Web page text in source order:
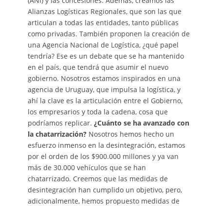
Alianzas Logísticas Regionales, que son las que
articulan a todas las entidades, tanto públicas
como privadas. También proponen la creación de
una Agencia Nacional de Logística, ¿qué papel
tendría? Ese es un debate que se ha mantenido
en el país, que tendrá que asumir el nuevo
gobierno. Nosotros estamos inspirados en una
agencia de Uruguay, que impulsa la logística, y
ahí la clave es la articulación entre el Gobierno,
los empresarios y toda la cadena, cosa que
podríamos replicar. ¿Cuánto se ha avanzado con
la chatarrización? Nosotros hemos hecho un
esfuerzo inmenso en la desintegración, estamos
por el orden de los $900.000 millones y ya van
más de 30.000 vehículos que se han
chatarrizado. Creemos que las medidas de
desintegración han cumplido un objetivo, pero,
adicionalmente, hemos propuesto medidas de